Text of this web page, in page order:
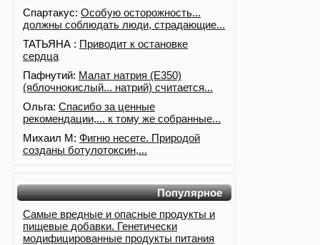
Спартакус: Особую осторожность...
должны соблюдать люди, страдающие...
ТАТЬЯНА : Приводит к остановке
сердца
Пафнутий: Малат натрия (E350)
(яблочнокислый... натрий) считается...
Ольга: Спасибо за ценные
рекомендации,... к тому же собранные...
Михаил М: Фигню несете. Природой
созданы ботулотоксин,...
Популярное
Самые вредные и опасные продукты и
пищевые добавки. Генетически
модифицированные продукты питания